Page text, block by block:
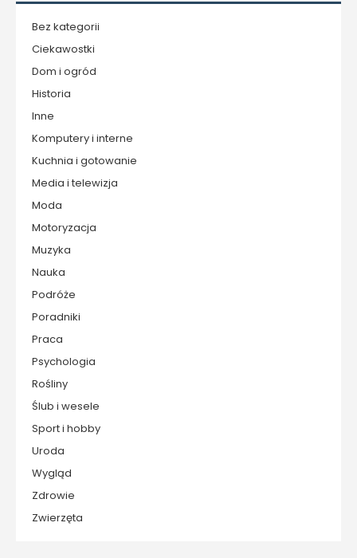
Bez kategorii
Ciekawostki
Dom i ogród
Historia
Inne
Komputery i interne
Kuchnia i gotowanie
Media i telewizja
Moda
Motoryzacja
Muzyka
Nauka
Podróże
Poradniki
Praca
Psychologia
Rośliny
Ślub i wesele
Sport i hobby
Uroda
Wygląd
Zdrowie
Zwierzęta